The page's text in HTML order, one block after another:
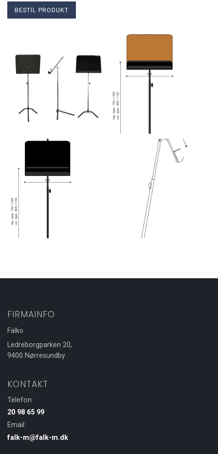
BESTIL PRODUKT
FIRMAINFO
Falko
Ledreborgparken 20,
9400 Nørresundby
KONTAKT
Telefon:
20 98 65 99
Email:
falk-m@falk-m.dk